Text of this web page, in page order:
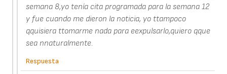
semana 8,yo tenía cita programada para la semana 12
y fue cuando me dieron la noticia, yo ttampoco
qquisiera ttomarme nada para eexpulsarlo,quiero qque
sea nnaturalmente.
Respuesta